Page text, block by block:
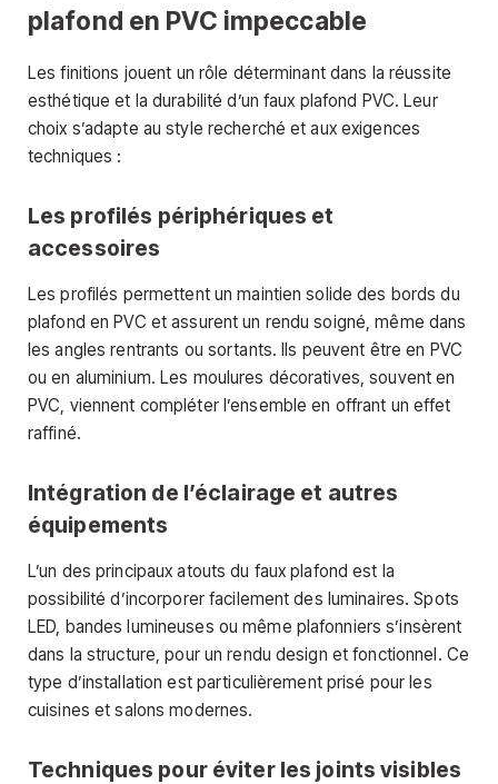
plafond en PVC impeccable
Les finitions jouent un rôle déterminant dans la réussite
esthétique et la durabilité d’un faux plafond PVC. Leur
choix s’adapte au style recherché et aux exigences
techniques :
Les profilés périphériques et
accessoires
Les profilés permettent un maintien solide des bords du
plafond en PVC et assurent un rendu soigné, même dans
les angles rentrants ou sortants. Ils peuvent être en PVC
ou en aluminium. Les moulures décoratives, souvent en
PVC, viennent compléter l’ensemble en offrant un effet
raffiné.
Intégration de l’éclairage et autres
équipements
L’un des principaux atouts du faux plafond est la
possibilité d’incorporer facilement des luminaires. Spots
LED, bandes lumineuses ou même plafonniers s’insèrent
dans la structure, pour un rendu design et fonctionnel. Ce
type d’installation est particulièrement prisé pour les
cuisines et salons modernes.
Techniques pour éviter les joints visibles